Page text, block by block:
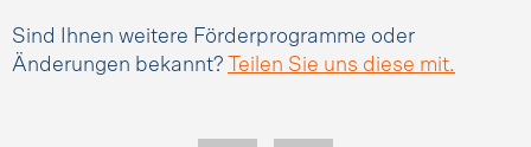
Sind Ihnen weitere Förderprogramme oder
Änderungen bekannt?
Teilen Sie uns diese mit.